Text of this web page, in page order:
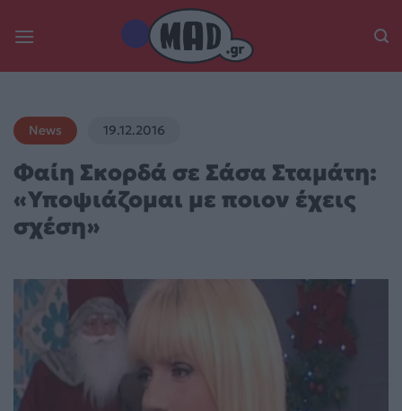
News 19.12.2016
Φαίη Σκορδά σε Σάσα Σταμάτη:
«Υποψιάζομαι με ποιον έχεις
σχέση»